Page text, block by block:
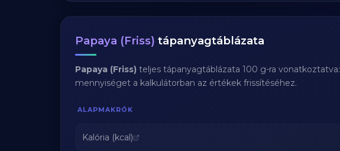
Papaya (Friss) tápanyagtáblázata
Papaya (Friss) teljes tápanyagtáblázata 100 g-ra vonatkoztatva:
mennyiséget a kalkulátorban az értékek frissítéséhez.
ALAPMAKRÓK
Kalória (kcal)